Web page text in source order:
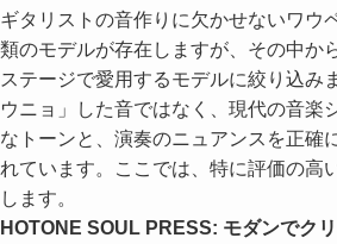
ギタリストの音作りに欠かせないワウ
類のモデルが存在しますが、その中か
ステージで愛用するモデルに絞り込み
ウニョ」した音ではなく、現代の音楽
なトーンと、演奏のニュアンスを正確
れています。ここでは、特に評価の高
します。
HOTONE SOUL PRESS: モダンでク